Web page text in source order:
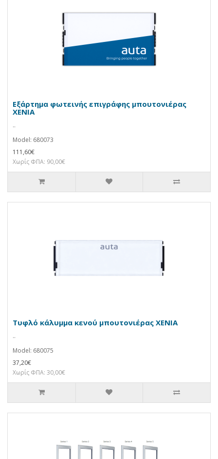
Εξάρτημα φωτεινής επιγράφης μπουτονιέρας
XENIA
..
Model: 680073
111,60€
Χωρίς ΦΠΑ: 90,00€
Τυφλό κάλυμμα κενού μπουτονιέρας XENIA
..
Model: 680075
37,20€
Χωρίς ΦΠΑ: 30,00€